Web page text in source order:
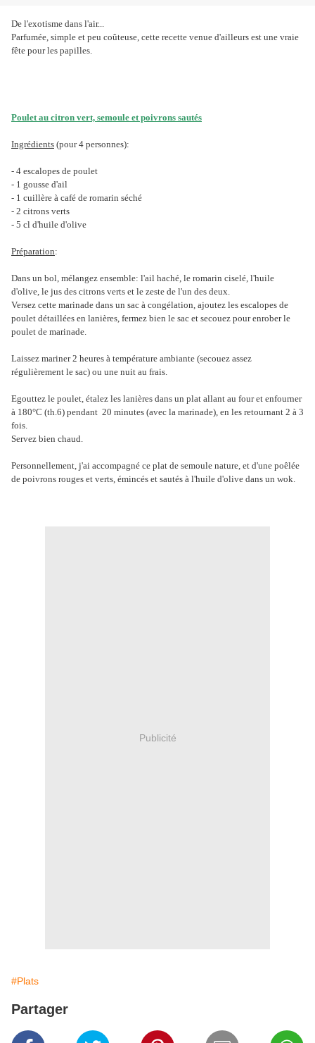
De l'exotisme dans l'air...
Parfumée, simple et peu coûteuse, cette recette venue d'ailleurs est une vraie
fête pour les papilles.
Poulet au citron vert, semoule et poivrons sautés
Ingrédients (pour 4 personnes):
- 4 escalopes de poulet
- 1 gousse d'ail
- 1 cuillère à café de romarin séché
- 2 citrons verts
- 5 cl d'huile d'olive
Préparation:
Dans un bol, mélangez ensemble: l'ail haché, le romarin ciselé, l'huile
d'olive, le jus des citrons verts et le zeste de l'un des deux.
Versez cette marinade dans un sac à congélation, ajoutez les escalopes de
poulet détaillées en lanières, fermez bien le sac et secouez pour enrober le
poulet de marinade.
Laissez mariner 2 heures à température ambiante (secouez assez
régulièrement le sac) ou une nuit au frais.
Egouttez le poulet, étalez les lanières dans un plat allant au four et enfourner
à 180°C (th.6) pendant 20 minutes (avec la marinade), en les retournant 2 à 3
fois.
Servez bien chaud.
Personnellement, j'ai accompagné ce plat de semoule nature, et d'une poêlée
de poivrons rouges et verts, émincés et sautés à l'huile d'olive dans un wok.
Publicité
#Plats
Partager